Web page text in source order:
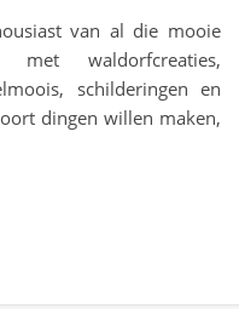
van al die mooie
waldorfcreaties,
schilderingen en
dingen willen maken,